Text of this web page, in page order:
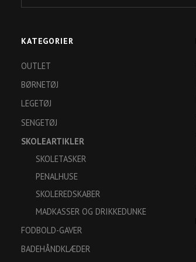
KATEGORIER
OUTLET
BØRNETØJ
LEGETØJ
SENGETØJ
SKOLEARTIKLER
SKOLETASKER
PENALHUSE
SKOLEREDSKABER
MADKASSER OG DRIKKEDUNKE
FODBOLD-GAVER
BADEHÅNDKLÆDER